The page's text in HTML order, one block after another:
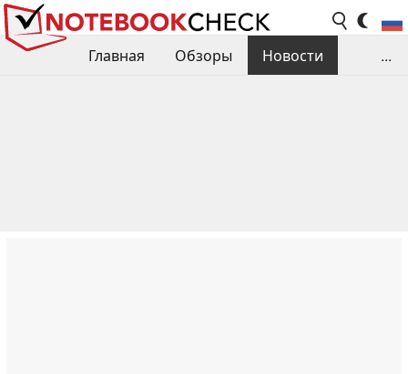
Главная Обзоры
Новости
...